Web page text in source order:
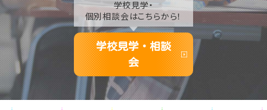
学校見学・
個別相談会はこちらから！
学校見学・相談
会